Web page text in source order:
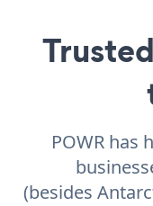
POWR has
(besides